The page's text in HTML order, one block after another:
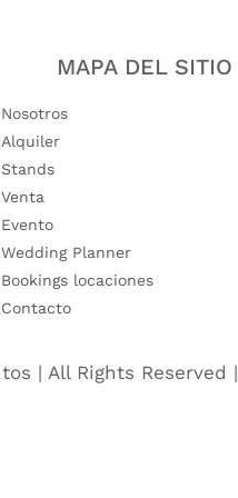
MAPA DEL SITIO
Nosotros
Alquiler
Stands
Venta
Evento
Wedding Planner
Bookings locaciones
Contacto
| All Rights Reserved |